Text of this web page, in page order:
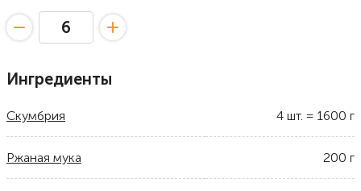
Ингредиенты
Скумбрия 4 шт. = 1600 г
Ржаная мука 200 г